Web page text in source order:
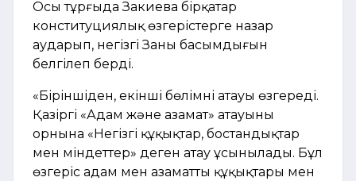
Осы тұрғыда Закиева бірқатар
конституциялық өзгерістерге назар
аударып, негізгі Заңның басымдығын
белгілеп берді.
«Біріншіден, екінші бөлімнің атауы өзгереді.
Қазіргі «Адам және азамат» атауының
орнына «Негізгі құқықтар, бостандықтар
мен міндеттер» деген атау ұсынылады. Бұл
өзгеріс адам мен азаматтың құқықтары мен